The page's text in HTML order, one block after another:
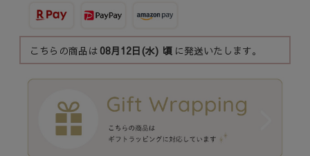
こちらの商品は08月12日(水) 頃 に発送いたします。